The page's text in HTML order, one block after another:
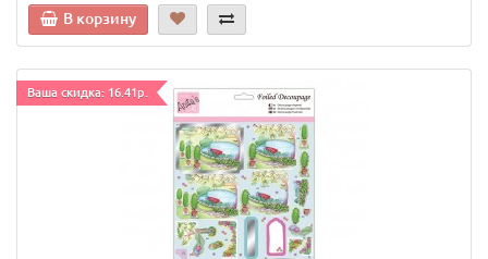
В корзину
Ваша скидка: 16.41р.